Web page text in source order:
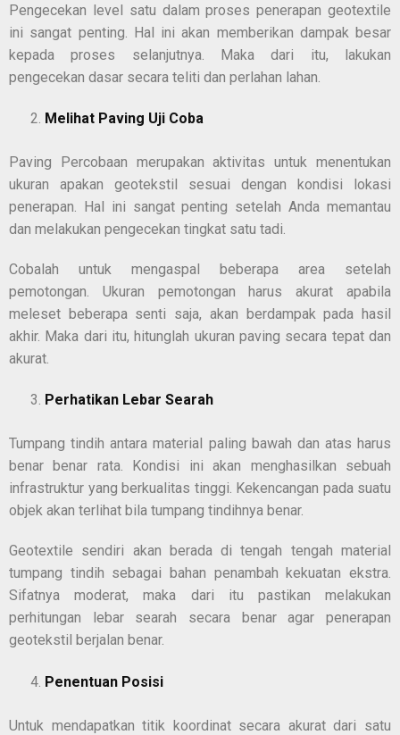
Pengecekan level satu dalam proses penerapan geotextile
ini sangat penting. Hal ini akan memberikan dampak besar
kepada proses selanjutnya. Maka dari itu, lakukan
pengecekan dasar secara teliti dan perlahan lahan.
Melihat Paving Uji Coba
Paving Percobaan merupakan aktivitas untuk menentukan
ukuran apakan geotekstil sesuai dengan kondisi lokasi
penerapan. Hal ini sangat penting setelah Anda memantau
dan melakukan pengecekan tingkat satu tadi.
Cobalah untuk mengaspal beberapa area setelah
pemotongan. Ukuran pemotongan harus akurat apabila
meleset beberapa senti saja, akan berdampak pada hasil
akhir. Maka dari itu, hitunglah ukuran paving secara tepat dan
akurat.
Perhatikan Lebar Searah
Tumpang tindih antara material paling bawah dan atas harus
benar benar rata. Kondisi ini akan menghasilkan sebuah
infrastruktur yang berkualitas tinggi. Kekencangan pada suatu
objek akan terlihat bila tumpang tindihnya benar.
Geotextile sendiri akan berada di tengah tengah material
tumpang tindih sebagai bahan penambah kekuatan ekstra.
Sifatnya moderat, maka dari itu pastikan melakukan
perhitungan lebar searah secara benar agar penerapan
geotekstil berjalan benar.
Penentuan Posisi
Untuk mendapatkan titik koordinat secara akurat dari satu